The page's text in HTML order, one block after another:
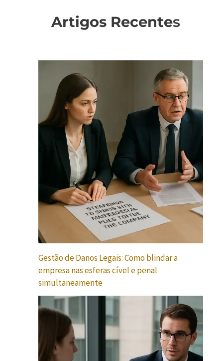
Artigos Recentes
Gestão de Danos Legais: Como blindar a
empresa nas esferas cível e penal
simultaneamente